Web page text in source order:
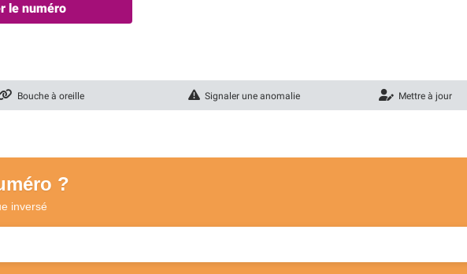
le numéro
Bouche à oreille Signaler une anomalie Mettre à jour
?
inversé